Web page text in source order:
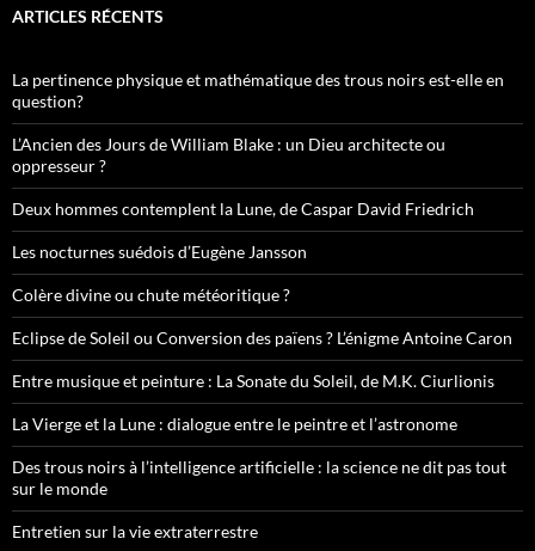
ARTICLES RÉCENTS
La pertinence physique et mathématique des trous noirs est-elle en
question?
L’Ancien des Jours de William Blake : un Dieu architecte ou
oppresseur ?
Deux hommes contemplent la Lune, de Caspar David Friedrich
Les nocturnes suédois d’Eugène Jansson
Colère divine ou chute météoritique ?
Eclipse de Soleil ou Conversion des païens ? L’énigme Antoine Caron
Entre musique et peinture : La Sonate du Soleil, de M.K. Ciurlionis
La Vierge et la Lune : dialogue entre le peintre et l’astronome
Des trous noirs à l’intelligence artificielle : la science ne dit pas tout
sur le monde
Entretien sur la vie extraterrestre